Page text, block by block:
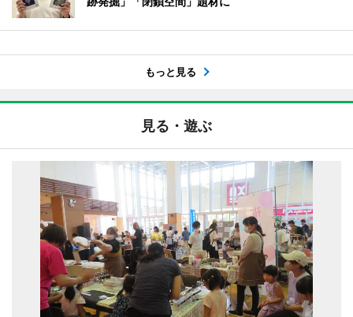
もっと見る
見る・遊ぶ